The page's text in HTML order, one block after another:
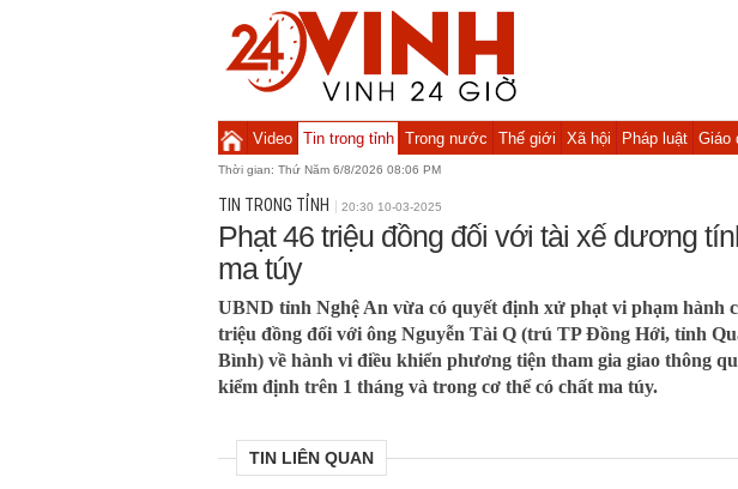
Video Tin trong tỉnh Trong nước Thế giới Xã hội Pháp luật Giáo
Thời gian: Thứ Năm 6/8/2026 08:06 PM
TIN TRONG TỈNH 20:30 10-03-2025
Phạt 46 triệu đồng đối với tài xế dương
ma túy
UBND tỉnh Nghệ An vừa có quyết định xử phạt vi phạm hành
triệu đồng đối với ông Nguyễn Tài Q (trú TP Đồng Hới, tỉnh
Bình) về hành vi điều khiển phương tiện tham gia giao thông
kiểm định trên 1 tháng và trong cơ thể có chất ma túy.
TIN LIÊN QUAN